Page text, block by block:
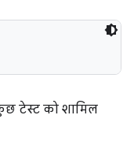
टेस्ट को शामिल